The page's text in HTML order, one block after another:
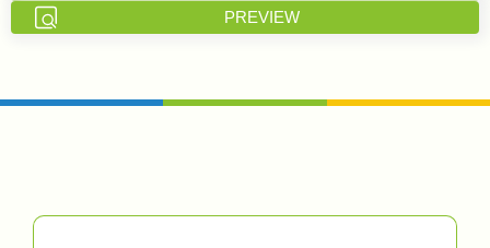
Transparencia
Participa
PREVIEW